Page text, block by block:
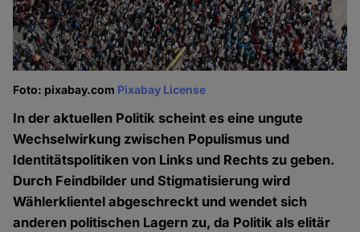
Foto: pixabay.com Pixabay License
In der aktuellen Politik scheint es eine ungute
Wechselwirkung zwischen Populismus und
Identitätspolitiken von Links und Rechts zu geben.
Durch Feindbilder und Stigmatisierung wird
Wählerklientel abgeschreckt und wendet sich
anderen politischen Lagern zu, da Politik als elitär